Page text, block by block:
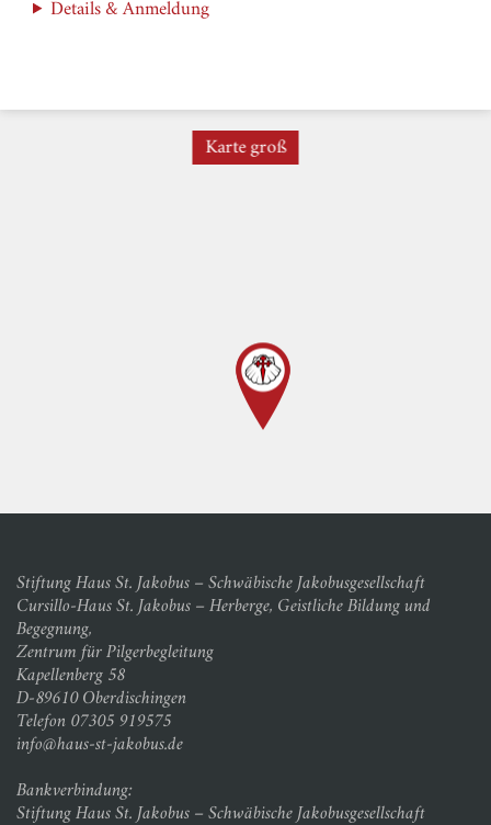
Details & Anmeldung
Karte groß
Stiftung Haus St. Jakobus – Schwäbische Jakobusgesellschaft
Cursillo-Haus St. Jakobus – Herberge, Geistliche Bildung und
Begegnung,
Zentrum für Pilgerbegleitung
Kapellenberg 58
D-89610 Oberdischingen
Telefon 07305 919575
info@haus-st-jakobus.de
Bankverbindung:
Stiftung Haus St. Jakobus – Schwäbische Jakobusgesellschaft